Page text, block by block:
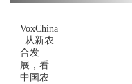
VoxChina
| 从新农
合发
展，看
中国农